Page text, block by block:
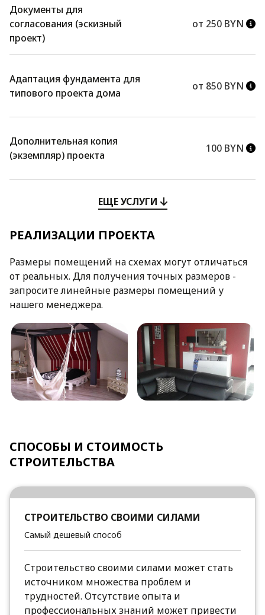
Документы для
согласования (эскизный
проект)
от 250 BYN
Адаптация фундамента для
типового проекта дома
от 850 BYN
Дополнительная копия
(экземпляр) проекта
100 BYN
ЕЩЕ УСЛУГИ
РЕАЛИЗАЦИИ ПРОЕКТА
Размеры помещений на схемах могут отличаться
от реальных. Для получения точных размеров -
запросите линейные размеры помещений у
нашего менеджера.
СПОСОБЫ И СТОИМОСТЬ
СТРОИТЕЛЬСТВА
СТРОИТЕЛЬСТВО СВОИМИ СИЛАМИ
Самый дешевый способ
Строительство своими силами может стать
источником множества проблем и
трудностей. Отсутствие опыта и
профессиональных знаний может привести